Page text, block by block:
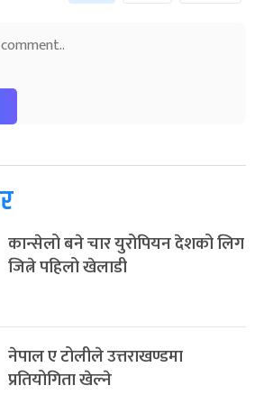
-Mar 8, 2027
७ महिना बाँकी
2027
कान्सेलो बने चार युरोपियन देशको लिग
जित्ने पहिलो खेलाडी
नेपाल ए टोलीले उत्तराखण्डमा
प्रतियोगिता खेल्ने